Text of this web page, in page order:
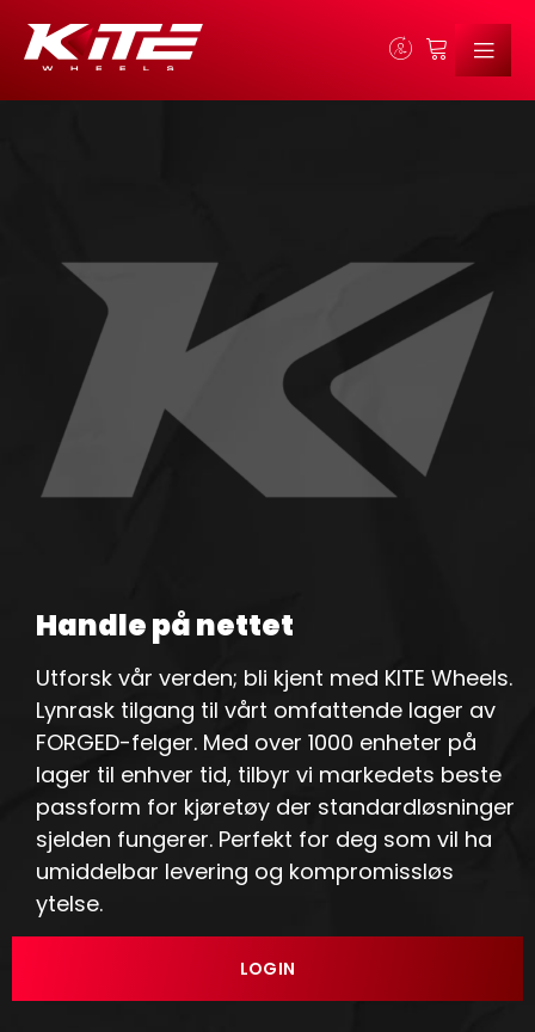
Handle på nettet
Utforsk vår verden; bli kjent med KITE Wheels.
Lynrask tilgang til vårt omfattende lager av
FORGED-felger. Med over 1000 enheter på
lager til enhver tid, tilbyr vi markedets beste
passform for kjøretøy der standardløsninger
sjelden fungerer. Perfekt for deg som vil ha
umiddelbar levering og kompromissløs
ytelse.
LOGIN